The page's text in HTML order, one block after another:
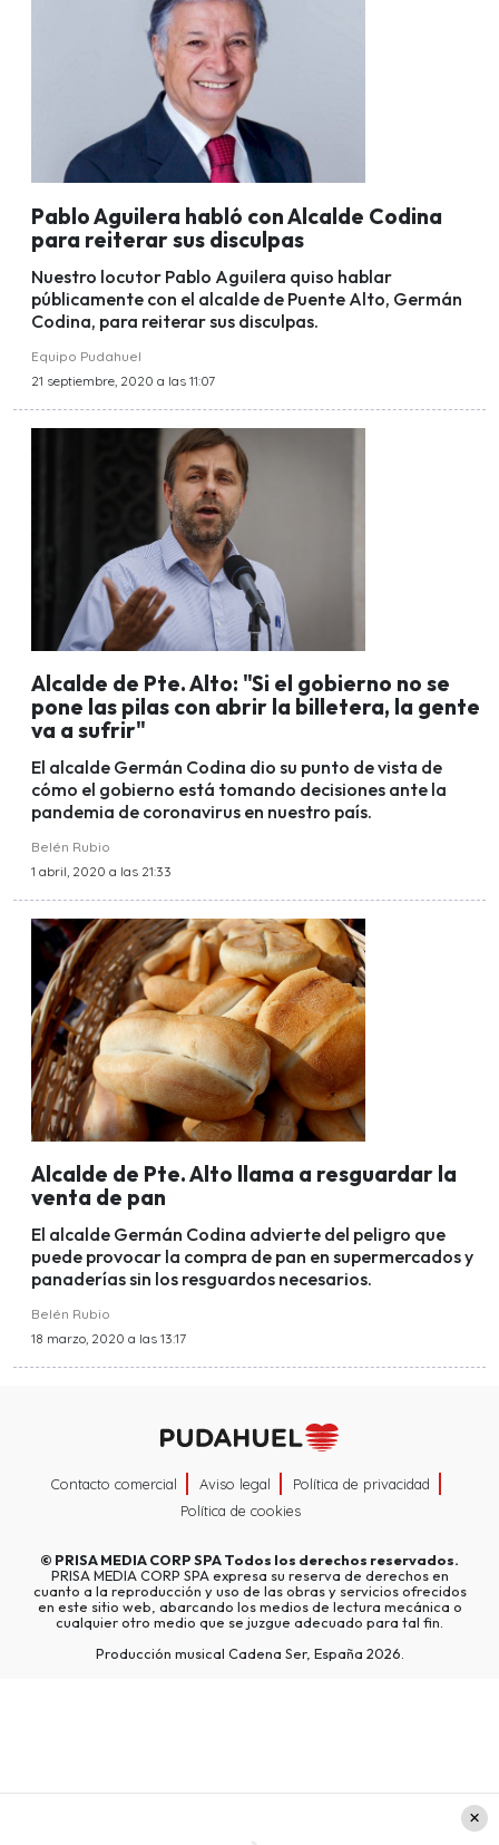
Pablo Aguilera habló con Alcalde Codina
para reiterar sus disculpas
Nuestro locutor Pablo Aguilera quiso hablar
públicamente con el alcalde de Puente Alto, Germán
Codina, para reiterar sus disculpas.
Equipo Pudahuel
21 septiembre, 2020 a las 11:07
Alcalde de Pte. Alto: "Si el gobierno no se
pone las pilas con abrir la billetera, la gente
va a sufrir"
El alcalde Germán Codina dio su punto de vista de
cómo el gobierno está tomando decisiones ante la
pandemia de coronavirus en nuestro país.
Belén Rubio
1 abril, 2020 a las 21:33
Alcalde de Pte. Alto llama a resguardar la
venta de pan
El alcalde Germán Codina advierte del peligro que
puede provocar la compra de pan en supermercados y
panaderías sin los resguardos necesarios.
Belén Rubio
18 marzo, 2020 a las 13:17
Contacto comercial Aviso legal
Política de privacidad
Política de cookies
© PRISA MEDIA CORP SPATodos los derechos reservados.
PRISA MEDIA CORP SPA expresa su reserva de derechos en
cuanto a la reproducción y uso de las obras y servicios ofrecidos
en este sitio web, abarcando los medios de lectura mecánica o
cualquier otro medio que se juzgue adecuado para tal fin.
Producción musical Cadena Ser, España 2026.